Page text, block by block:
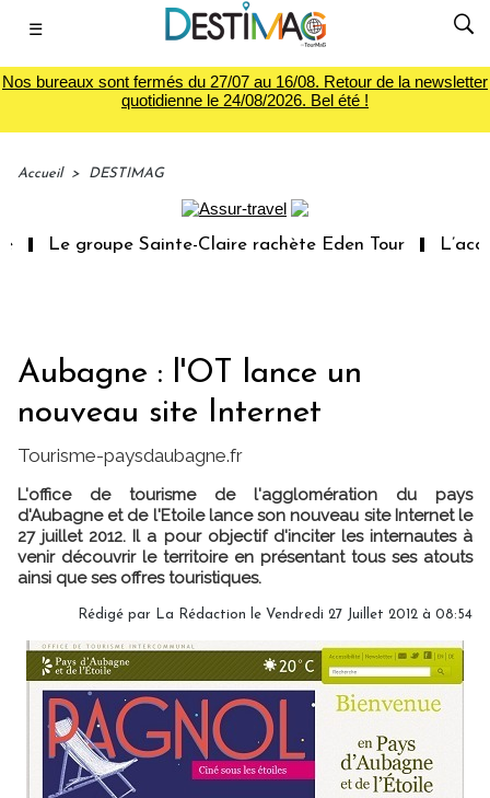
☰
Nos bureaux sont fermés du 27/07 au 16/08. Retour de la newsletter
quotidienne le 24/08/2026. Bel été !
Accueil > DESTIMAG
Le groupe Sainte-Claire rachète Eden Tour
Aubagne : l'OT lance un
nouveau site Internet
Tourisme-paysdaubagne.fr
L'office de tourisme de l'agglomération du pays
d'Aubagne et de l'Etoile lance son nouveau site Internet le
27 juillet 2012. Il a pour objectif d'inciter les internautes à
venir découvrir le territoire en présentant tous ses atouts
ainsi que ses offres touristiques.
Rédigé par La Rédaction le Vendredi 27 Juillet 2012 à 08:54